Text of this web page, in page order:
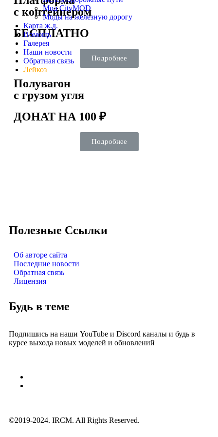
Мод CityMOD
Моды на железную дорогу
Карта ж.д.
Помощь
Галерея
Наши новости
Обратная связь
Лейкоз
с контейнером
БЕСПЛАТНО
Подробнее
Полувагон
с грузом угля
ДОНАТ НА 100 ₽
Подробнее
Полезные Ссылки
Об авторе сайта
Последние новости
Обратная связь
Лицензия
Будь в теме
Подпишись на наши YouTube и Discord каналы и будь в
курсе выхода новых моделей и обновлений
©2019-2024. IRCM. All Rights Reserved.